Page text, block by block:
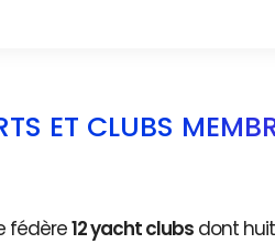
ET CLUBS
fédère12 yacht clubs dont